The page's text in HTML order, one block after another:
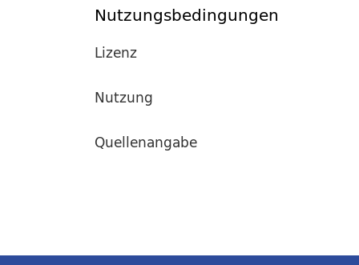
Nutzungsbedingungen
Lizenz
Nutzung
Quellenangabe